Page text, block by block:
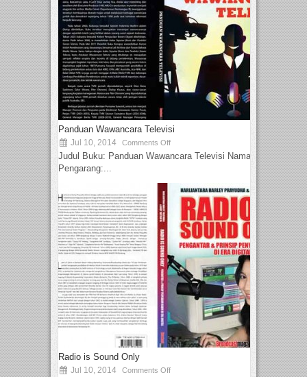
Panduan Wawancara Televisi
Jul 10, 2014 Comments Off
Judul Buku: Panduan Wawancara Televisi Nama
Pengarang:...
Radio is Sound Only
Jul 10, 2014 Comments Off